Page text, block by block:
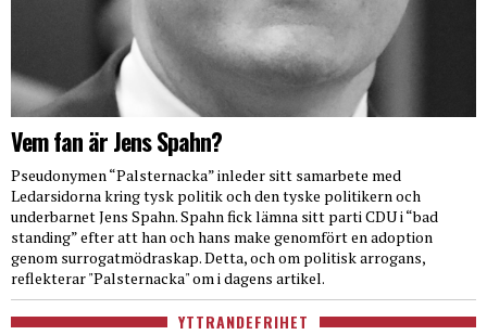
Vem fan är Jens Spahn?
Pseudonymen “Palsternacka” inleder sitt samarbete med
Ledarsidorna kring tysk politik och den tyske politikern och
underbarnet Jens Spahn. Spahn fick lämna sitt parti CDU i “bad
standing” efter att han och hans make genomfört en adoption
genom surrogatmödraskap. Detta, och om politisk arrogans,
reflekterar "Palsternacka" om i dagens artikel.
YTTRANDEFRIHET